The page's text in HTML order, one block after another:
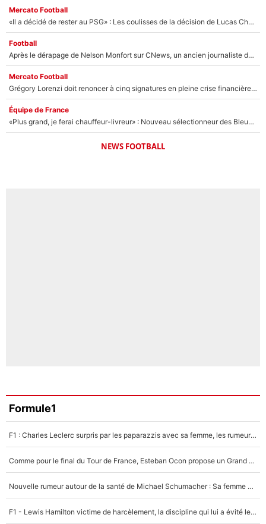
Mercato Football
«Il a décidé de rester au PSG» : Les coulisses de la décision de Lucas Chevalier pour son transfert
Football
Après le dérapage de Nelson Monfort sur CNews, un ancien journaliste de France Télévisions relance la polémique sur les incendies en Gironde
Mercato Football
Grégory Lorenzi doit renoncer à cinq signatures en pleine crise financière : L’IA propose sept noms à l’OM pour un mercato réussi... à seulement 5M€ !
Équipe de France
«Plus grand, je ferai chauffeur-livreur» : Nouveau sélectionneur des Bleus, Zinédine Zidane s’était imaginé un avenir très différent lorsqu'il était enfant
NEWS FOOTBALL
Formule1
F1 : Charles Leclerc surpris par les paparazzis avec sa femme, les rumeurs étaient vraies !
Comme pour le final du Tour de France, Esteban Ocon propose un Grand Prix de Formule 1 à Paris : «Autour de l’Arc de Triomphe, ce serait génial» !
Nouvelle rumeur autour de la santé de Michael Schumacher : Sa femme Corinna sort du silence
F1 - Lewis Hamilton victime de harcèlement, la discipline qui lui a évité le pire : «J'aurais probablement mal tourné»